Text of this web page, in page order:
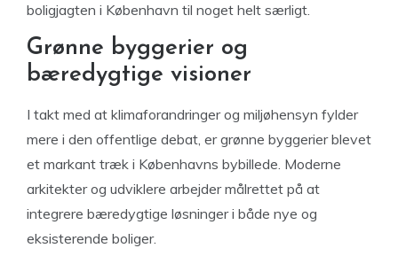
boligjagten i København til noget helt særligt.
Grønne byggerier og
bæredygtige visioner
I takt med at klimaforandringer og miljøhensyn fylder
mere i den offentlige debat, er grønne byggerier blevet
et markant træk i Københavns bybillede. Moderne
arkitekter og udviklere arbejder målrettet på at
integrere bæredygtige løsninger i både nye og
eksisterende boliger.